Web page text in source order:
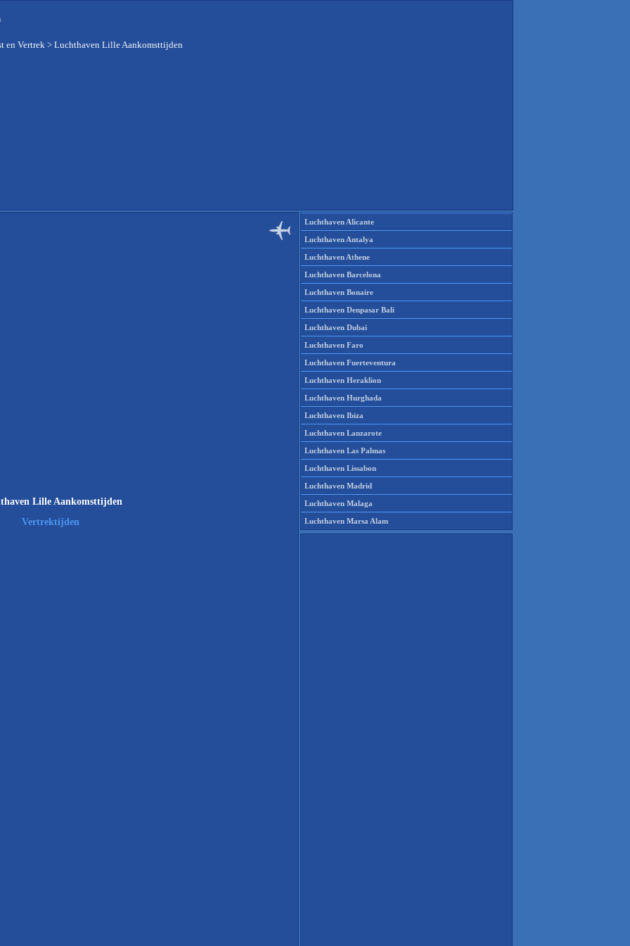
en Vertrek > Luchthaven Lille Aankomsttijden
Lille Aankomsttijden
Vertrektijden
Luchthaven Alicante
Luchthaven Antalya
Luchthaven Athene
Luchthaven Barcelona
Luchthaven Bonaire
Luchthaven Denpasar Bali
Luchthaven Dubai
Luchthaven Faro
Luchthaven Fuerteventura
Luchthaven Heraklion
Luchthaven Hurghada
Luchthaven Ibiza
Luchthaven Lanzarote
Luchthaven Las Palmas
Luchthaven Lissabon
Luchthaven Madrid
Luchthaven Malaga
Luchthaven Marsa Alam